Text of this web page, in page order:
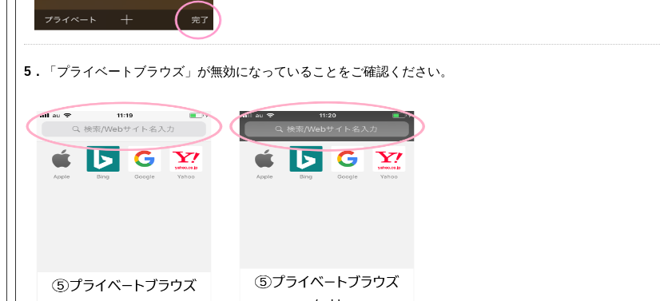
5． 「プライベートブラウズ」が無効になっていることをご確認ください。